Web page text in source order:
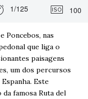
1/125 100
Poncebos, nas
que liga o
paisagens
um dos percursos
Este
famosa Ruta del